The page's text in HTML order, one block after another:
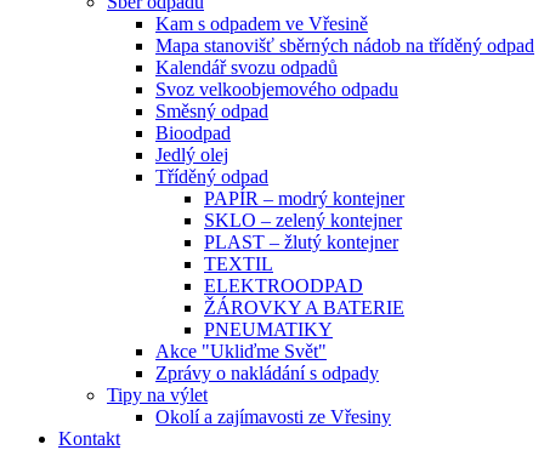
Kam s odpadem ve Vřesině
Mapa stanovišť sběrných nádob na tříděný odpad
Kalendář svozu odpadů
Svoz velkoobjemového odpadu
Směsný odpad
Bioodpad
Jedlý olej
Tříděný odpad
PAPÍR – modrý kontejner
SKLO – zelený kontejner
PLAST – žlutý kontejner
TEXTIL
ELEKTROODPAD
ŽÁROVKY A BATERIE
PNEUMATIKY
Akce "Ukliďme Svět"
Zprávy o nakládání s odpady
Tipy na výlet
Okolí a zajímavosti ze Vřesiny
Kontakt